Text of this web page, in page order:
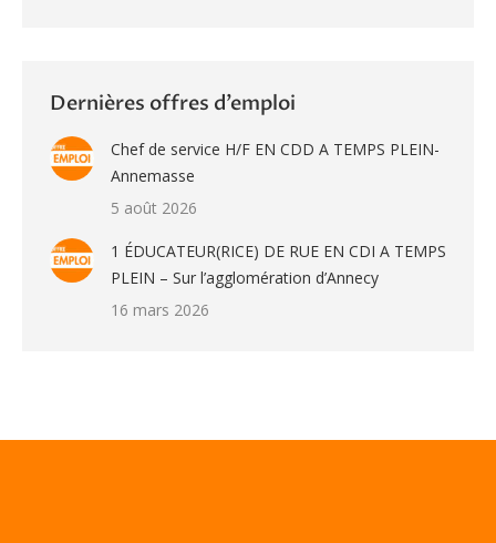
Dernières offres d’emploi
Chef de service H/F EN CDD A TEMPS PLEIN-
Annemasse
5 août 2026
1 ÉDUCATEUR(RICE) DE RUE EN CDI A TEMPS
PLEIN – Sur l’agglomération d’Annecy
16 mars 2026